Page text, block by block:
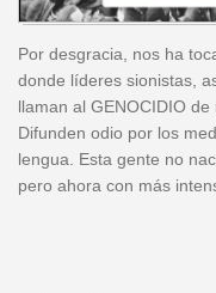
Por desgracia, nos ha
donde líderes sionistas,
llaman al GENOCIDIO
Difunden odio por los
lengua. Esta gente no
pero ahora con más